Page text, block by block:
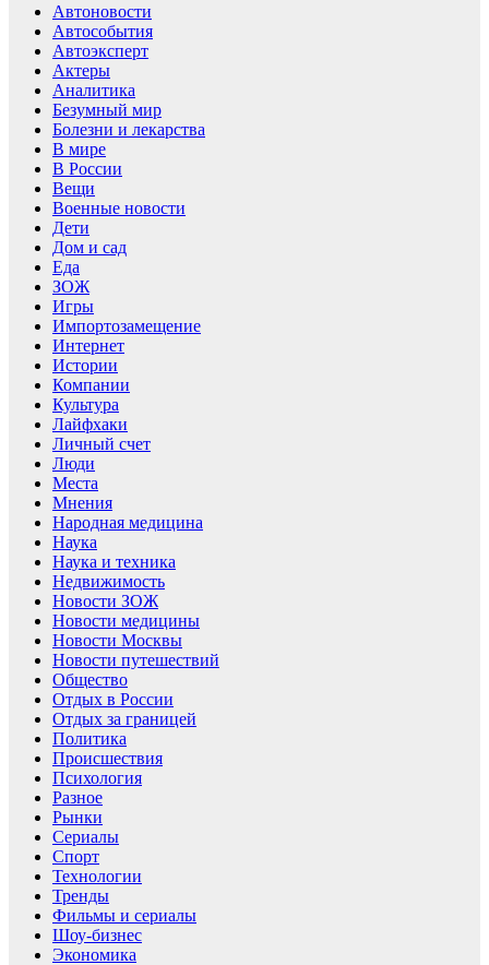
Автоновости
Автособытия
Автоэксперт
Актеры
Аналитика
Безумный мир
Болезни и лекарства
В мире
В России
Вещи
Военные новости
Дети
Дом и сад
Еда
ЗОЖ
Игры
Импортозамещение
Интернет
Истории
Компании
Культура
Лайфхаки
Личный счет
Люди
Места
Мнения
Народная медицина
Наука
Наука и техника
Недвижимость
Новости ЗОЖ
Новости медицины
Новости Москвы
Новости путешествий
Общество
Отдых в России
Отдых за границей
Политика
Происшествия
Психология
Разное
Рынки
Сериалы
Спорт
Технологии
Тренды
Фильмы и сериалы
Шоу-бизнес
Экономика